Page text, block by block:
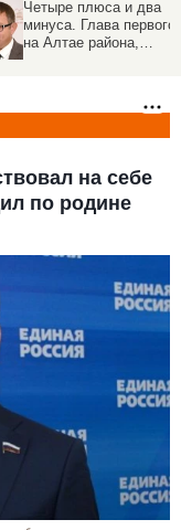
Моложавый пень,
заросли крапивы,
порубленные мальвы:
на себе
по родине